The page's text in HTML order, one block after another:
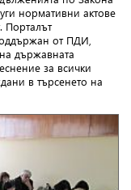
нормативни актове
Порталът
от ПДИ,
държавната
за всички
в търсенето на